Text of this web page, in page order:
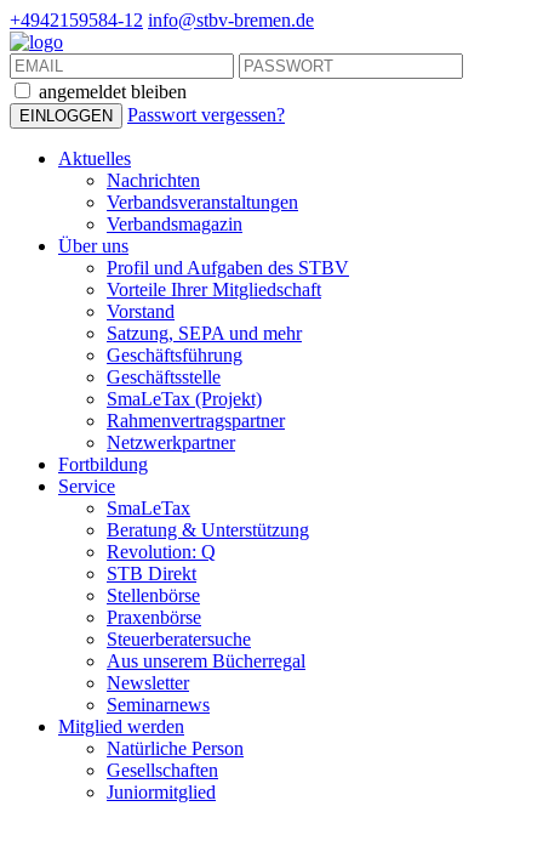
+4942159584-12 info@stbv-bremen.de
angemeldet bleiben
Passwort vergessen?
Aktuelles
Nachrichten
Verbandsveranstaltungen
Verbandsmagazin
Über uns
Profil und Aufgaben des STBV
Vorteile Ihrer Mitgliedschaft
Vorstand
Satzung, SEPA und mehr
Geschäftsführung
Geschäftsstelle
SmaLeTax (Projekt)
Rahmenvertragspartner
Netzwerkpartner
Fortbildung
Service
SmaLeTax
Beratung & Unterstützung
Revolution: Q
STB Direkt
Stellenbörse
Praxenbörse
Steuerberatersuche
Aus unserem Bücherregal
Newsletter
Seminarnews
Mitglied werden
Natürliche Person
Gesellschaften
Juniormitglied